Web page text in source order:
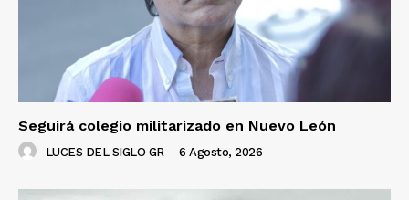
Seguirá colegio militarizado en Nuevo León
LUCES DEL SIGLO GR - 6 Agosto, 2026